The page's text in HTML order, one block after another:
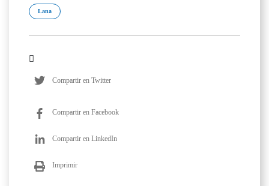
Lana
Compartir en Twitter
Compartir en Facebook
Compartir en LinkedIn
Imprimir